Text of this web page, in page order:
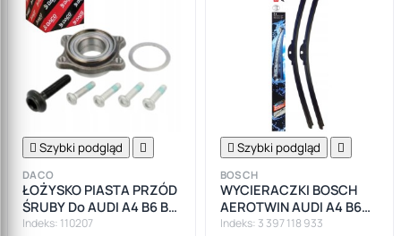
 Szybki podgląd 
DACO
ŁOŻYSKO PIASTA PRZÓD
ŚRUBY Do AUDI A4 B6 B7
A6 C5
Indeks: 110207
 Szybki podgląd 
BOSCH
WYCIERACZKI BOSCH
AEROTWIN AUDI A4 B6
B7 A6 C5
Indeks: 3 397 118 933